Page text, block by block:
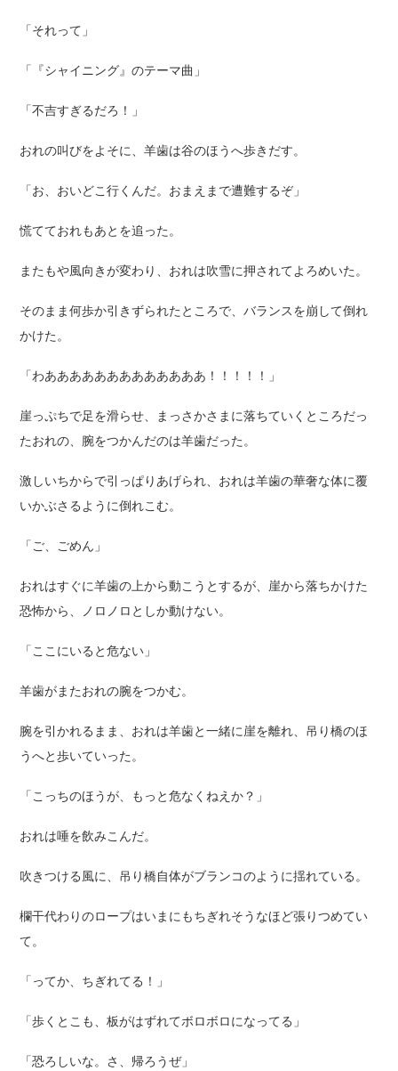
「それって」
「『シャイニング』のテーマ曲」
「不吉すぎるだろ！」
おれの叫びをよそに、羊歯は谷のほうへ歩きだす。
「お、おいどこ行くんだ。おまえまで遭難するぞ」
慌てておれもあとを追った。
またもや風向きが変わり、おれは吹雪に押されてよろめいた。
そのまま何歩か引きずられたところで、バランスを崩して倒れ
かけた。
「わあああああああああああああ！！！！！」
崖っぷちで足を滑らせ、まっさかさまに落ちていくところだっ
たおれの、腕をつかんだのは羊歯だった。
激しいちからで引っぱりあげられ、おれは羊歯の華奢な体に覆
いかぶさるように倒れこむ。
「ご、ごめん」
おれはすぐに羊歯の上から動こうとするが、崖から落ちかけた
恐怖から、ノロノロとしか動けない。
「ここにいると危ない」
羊歯がまたおれの腕をつかむ。
腕を引かれるまま、おれは羊歯と一緒に崖を離れ、吊り橋のほ
うへと歩いていった。
「こっちのほうが、もっと危なくねえか？」
おれは唾を飲みこんだ。
吹きつける風に、吊り橋自体がブランコのように揺れている。
欄干代わりのロープはいまにもちぎれそうなほど張りつめてい
て。
「ってか、ちぎれてる！」
「歩くとこも、板がはずれてボロボロになってる」
「恐ろしいな。さ、帰ろうぜ」